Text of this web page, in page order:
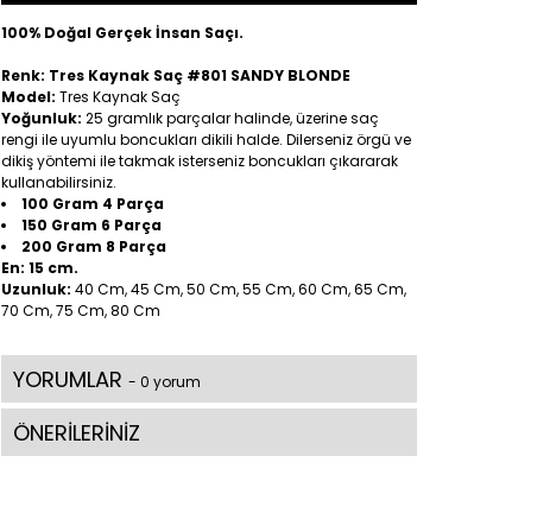
100% Doğal Gerçek İnsan Saçı.
Renk: Tres Kaynak Saç #801 SANDY BLONDE
Model: Tres Kaynak Saç
Yoğunluk: 25 gramlık parçalar halinde, üzerine saç
rengi ile uyumlu boncukları dikili halde. Dilerseniz örgü ve
dikiş yöntemi ile takmak isterseniz boncukları çıkararak
kullanabilirsiniz.
100 Gram 4 Parça
150 Gram 6 Parça
200 Gram 8 Parça
En: 15 cm.
Uzunluk: 40 Cm, 45 Cm, 50 Cm, 55 Cm, 60 Cm, 65 Cm,
70 Cm, 75 Cm, 80 Cm
YORUMLAR - 0 yorum
ÖNERİLERİNİZ